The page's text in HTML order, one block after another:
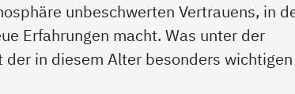
unbeschwerten Vertrauens, in
Erfahrungen macht. Was unter der
in diesem Alter besonders wichtigen